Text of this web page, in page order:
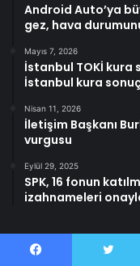
Android Auto’ya
gez, hava
Mayıs 7, 2026
İstanbul TOKİ kura
İstanbul kura
Nisan 11, 2026
İletişim Başkanı
vurgusu
Eylül 29, 2025
SPK, 16 fonun
izahnameleri